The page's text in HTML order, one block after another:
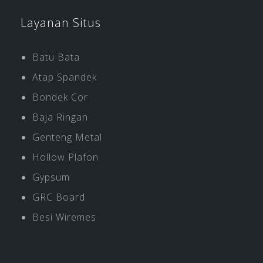
Layanan Situs
Batu Bata
Atap Spandek
Bondek Cor
Baja Ringan
Genteng Metal
Hollow Plafon
Gypsum
GRC Board
Besi Wiremes